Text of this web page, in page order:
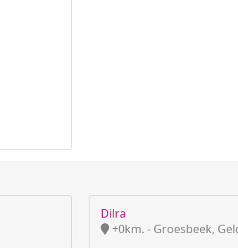
Dilra
+0km. - Groesbeek,